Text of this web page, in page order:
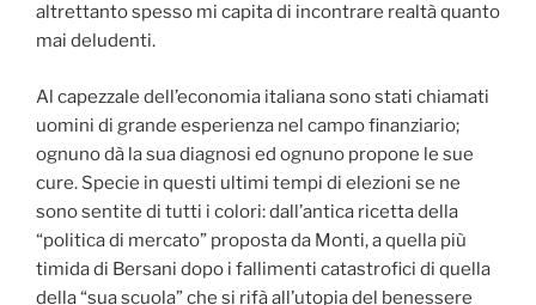
altrettanto spesso mi capita di incontrare realtà quanto
mai deludenti.
Al capezzale dell’economia italiana sono stati chiamati
uomini di grande esperienza nel campo finanziario;
ognuno dà la sua diagnosi ed ognuno propone le sue
cure. Specie in questi ultimi tempi di elezioni se ne
sono sentite di tutti i colori: dall’antica ricetta della
“politica di mercato” proposta da Monti, a quella più
timida di Bersani dopo i fallimenti catastrofici di quella
della “sua scuola” che si rifà all’utopia del benessere